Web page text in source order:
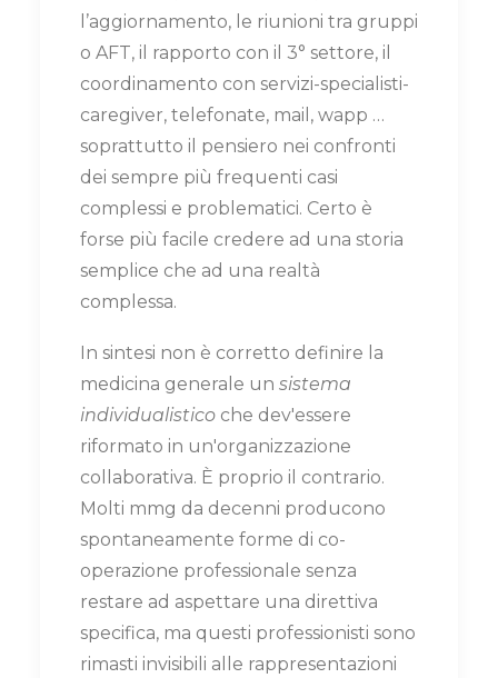
l’aggiornamento, le riunioni tra gruppi
o AFT, il rapporto con il 3° settore, il
coordinamento con servizi-specialisti-
caregiver, telefonate, mail, wapp …
soprattutto il pensiero nei confronti
dei sempre più frequenti casi
complessi e problematici. Certo è
forse più facile credere ad una storia
semplice che ad una realtà
complessa.
In sintesi non è corretto definire la
medicina generale un sistema
individualistico che dev'essere
riformato in un'organizzazione
collaborativa. È proprio il contrario.
Molti mmg da decenni producono
spontaneamente forme di co-
operazione professionale senza
restare ad aspettare una direttiva
specifica, ma questi professionisti sono
rimasti invisibili alle rappresentazioni